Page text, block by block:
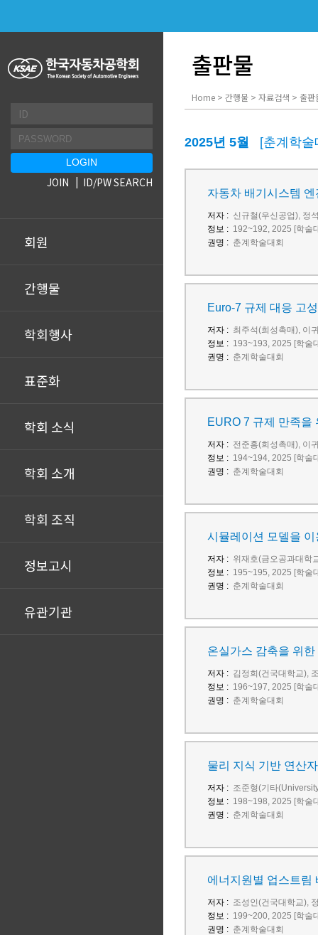
회원
간행물
학회행사
표준화
학회 소식
학회 소개
학회 조직
정보고시
유관기관
JOIN ID/PW SEARCH
출판물
Home > 간행물 > 자료검색 > 출판
2025년 5월 [춘계학술
자동차 배기시스템
저자 : 신규철(우신공업), 정
정보 : 192~192, 2025 [학술
권명 : 춘계학술대회
Euro-7 규제 대응 고
저자 : 최주석(희성촉매), 이
정보 : 193~193, 2025 [학술
권명 : 춘계학술대회
EURO 7 규제 만족을
저자 : 전준홍(희성촉매), 이
정보 : 194~194, 2025 [학술
권명 : 춘계학술대회
시뮬레이션 모델을
저자 : 위재호(금오공과대학
정보 : 195~195, 2025 [학술
권명 : 춘계학술대회
온실가스 감축을 위
저자 : 김정희(건국대학교),
정보 : 196~197, 2025 [학술
권명 : 춘계학술대회
물리 지식 기반 연산
저자 : 조준형(기타
정보 : 198~198, 2025 [학술
권명 : 춘계학술대회
에너지원별 업스트림
저자 : 조성인(건국대학교),
정보 : 199~200, 2025 [학술
권명 : 춘계학술대회